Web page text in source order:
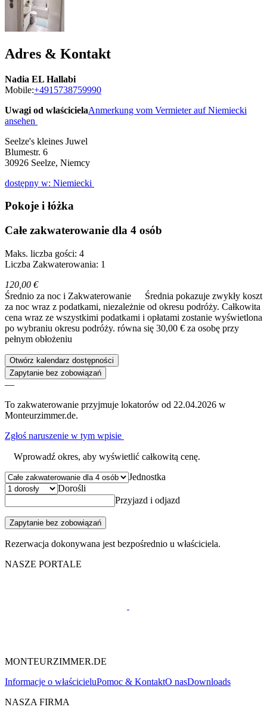
Adres & Kontakt
Nadia EL Hallabi
Mobile:+4915738759990
Uwagi od wlaścicielaAnmerkung vom Vermieter auf Niemiecki
ansehen
Seelze's kleines Juwel
Blumestr. 6
30926 Seelze, Niemcy
dostępny w: Niemiecki
Pokoje i łóżka
Całe zakwaterowanie dla 4 osób
Maks. liczba gości: 4
Liczba Zakwaterowania: 1
120,00 €
Średnio za noc i Zakwaterowanie
Średnia pokazuje zwykły koszt
za noc wraz z podatkami, niezależnie od okresu podróży. Całkowita
cena wraz ze wszystkimi podatkami i opłatami zostanie wyświetlona
po wybraniu okresu podróży. równa się 30,00 € za osobę przy
pełnym obłożeniu
Otwórz kalendarz dostępności
Zapytanie bez zobowiązań
—
To zakwaterowanie przyjmuje lokatorów od 22.04.2026 w
Monteurzimmer.de.
Zgłoś naruszenie w tym wpisie
Wprowadź okres, aby wyświetlić całkowitą cenę.
Jednostka
Dorośli
Przyjazd i odjazd
Zapytanie bez zobowiązań
Rezerwacja dokonywana jest bezpośrednio u właściciela.
NASZE PORTALE
MONTEURZIMMER.DE
Informacje o właścicieluPomoc & KontaktO nasDownloads
NASZA FIRMA